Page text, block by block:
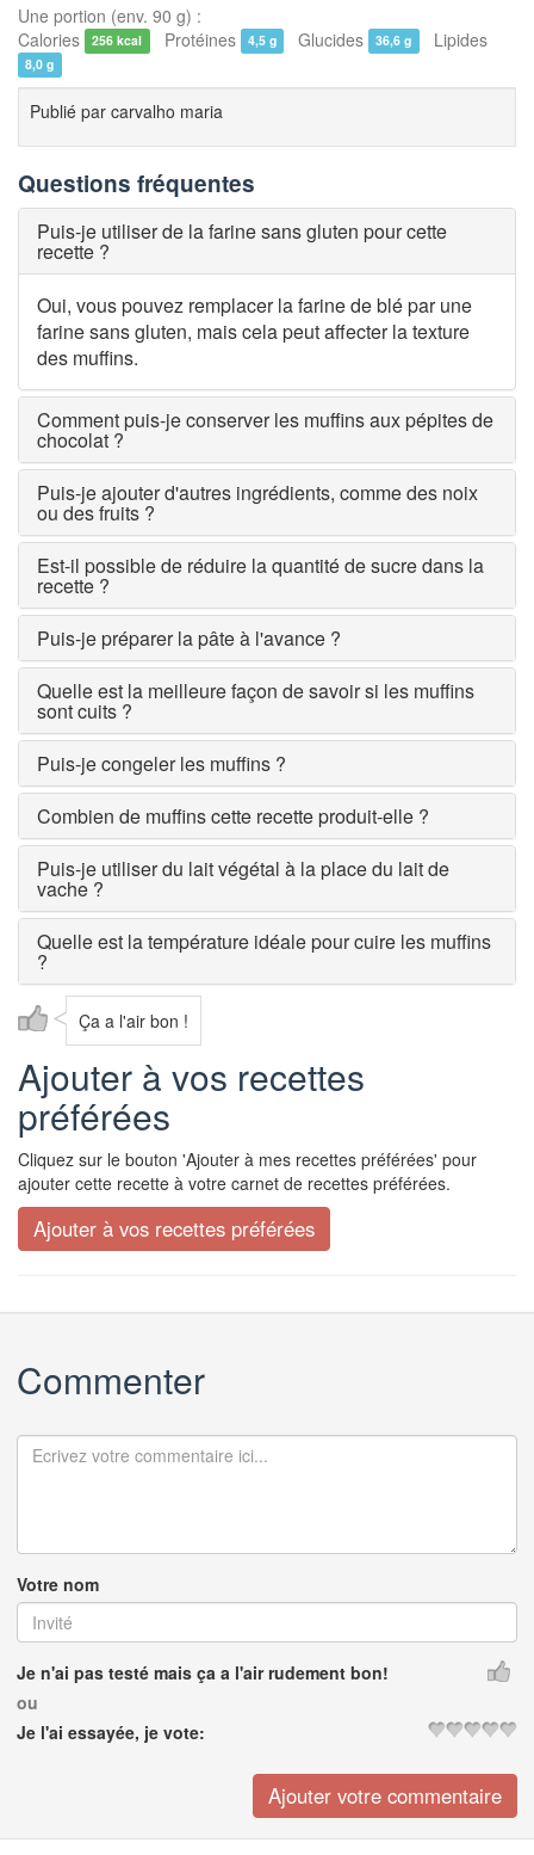
Une portion (env. 90 g) :
Calories
256 kcal Protéines 4,5 g Glucides 36,6 g Lipides
8,0 g
Publié par carvalho maria
Questions fréquentes
Puis-je utiliser de la farine sans gluten pour cette
recette ?
Oui, vous pouvez remplacer la farine de blé par une
farine sans gluten, mais cela peut affecter la texture
des muffins.
Comment puis-je conserver les muffins aux pépites de
chocolat ?
Puis-je ajouter d'autres ingrédients, comme des noix
ou des fruits ?
Est-il possible de réduire la quantité de sucre dans la
recette ?
Puis-je préparer la pâte à l'avance ?
Quelle est la meilleure façon de savoir si les muffins
sont cuits ?
Puis-je congeler les muffins ?
Combien de muffins cette recette produit-elle ?
Puis-je utiliser du lait végétal à la place du lait de
vache ?
Quelle est la température idéale pour cuire les muffins
?
Ça a l'air bon !
Ajouter à vos recettes
préférées
Cliquez sur le bouton 'Ajouter à mes recettes préférées' pour
ajouter cette recette à votre carnet de recettes préférées.
Commenter
Votre nom
Je n'ai pas testé mais ça a l'air rudement bon!
ou
Je l'ai essayée, je vote: